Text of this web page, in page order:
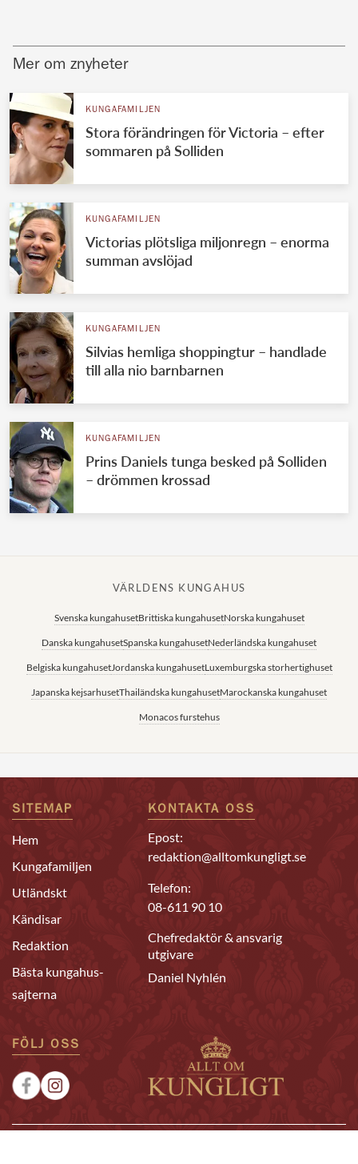
Mer om znyheter
KUNGAFAMILJEN
Stora förändringen för Victoria – efter
sommaren på Solliden
KUNGAFAMILJEN
Victorias plötsliga miljonregn – enorma
summan avslöjad
KUNGAFAMILJEN
Silvias hemliga shoppingtur – handlade
till alla nio barnbarnen
KUNGAFAMILJEN
Prins Daniels tunga besked på Solliden
– drömmen krossad
VÄRLDENS KUNGAHUS
Svenska kungahusetBrittiska kungahusetNorska kungahuset
Danska kungahusetSpanska kungahusetNederländska kungahuset
Belgiska kungahusetJordanska kungahusetLuxemburgska storhertighuset
Japanska kejsarhusetThailändska kungahusetMarockanska kungahuset
Monacos furstehus
SITEMAP
Hem
Kungafamiljen
Utländskt
Kändisar
Redaktion
Bästa kungahus-
sajterna
KONTAKTA OSS
Epost:
redaktion@alltomkungligt.se
Telefon:
08-611 90 10
Chefredaktör & ansvarig
utgivare
Daniel Nyhlén
FÖLJ OSS